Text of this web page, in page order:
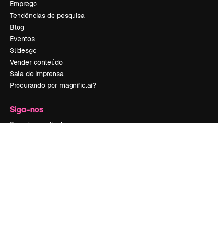
Emprego
Tendências de pesquisa
Blog
Eventos
Slidesgo
Vender conteúdo
Sala de imprensa
Procurando por magnific.ai?
Siga-nos
Suporte ao cliente